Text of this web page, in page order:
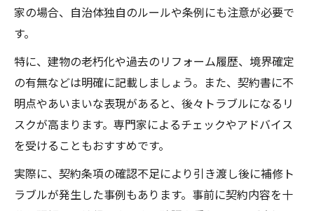
家の場合、自治体独自のルールや条例にも注意が必要で
す。
特に、建物の老朽化や過去のリフォーム履歴、境界確定
の有無などは明確に記載しましょう。また、契約書に不
明点やあいまいな表現があると、後々トラブルになるリ
スクが高まります。専門家によるチェックやアドバイス
を受けることもおすすめです。
実際に、契約条項の確認不足により引き渡し後に補修ト
ラブルが発生した事例もあります。事前に契約内容を十